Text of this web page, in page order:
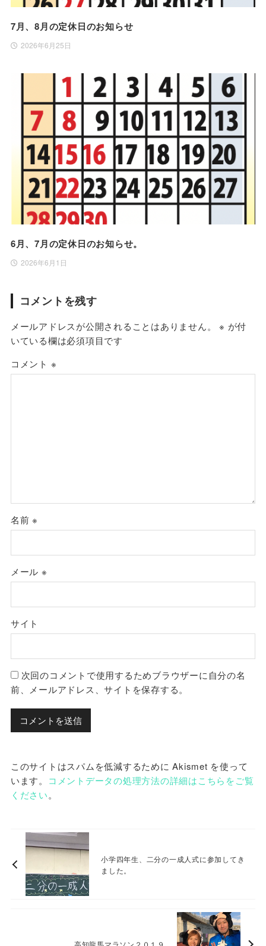
7月、8月の定休日のお知らせ
2026年6月25日
6月、7月の定休日のお知らせ。
2026年6月1日
コメントを残す
メールアドレスが公開されることはありません。 ※ が付
いている欄は必須項目です
コメント ※
名前※
メール ※
サイト
次回のコメントで使用するためブラウザーに自分の名
前、メールアドレス、サイトを保存する。
このサイトはスパムを低減するために Akismet を使って
います。 コメントデータの処理方法の詳細はこちらをご覧
ください。
小学四年生、二分の一成人式に参加してき
ました。